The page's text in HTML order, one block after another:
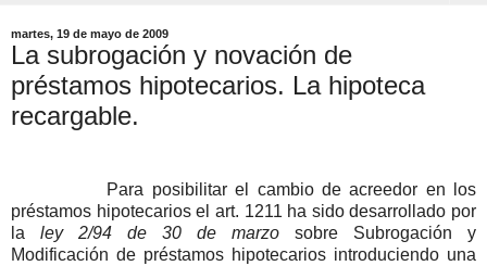
martes, 19 de mayo de 2009
La subrogación y novación de
préstamos hipotecarios. La hipoteca
recargable.
Para posibilitar el cambio de acreedor en los
préstamos hipotecarios el art. 1211 ha sido desarrollado por
la ley 2/94 de 30 de marzo sobre Subrogación y
Modificación de préstamos hipotecarios introduciendo una